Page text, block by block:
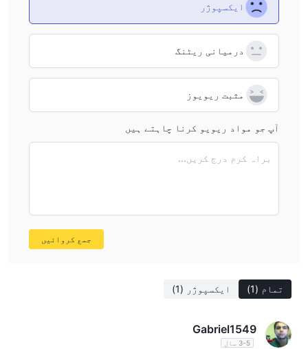
تمام (1) ایکسپوژر (1)
Gabriel1549
3-5 سال
ایکسپوژر
درمیانی ریٹنگ
مثبت ریویوز
آپ جو مواد ریویو کرنا چاہتے ہیں
براہ کرم درج کریں...
جمع کروائیں